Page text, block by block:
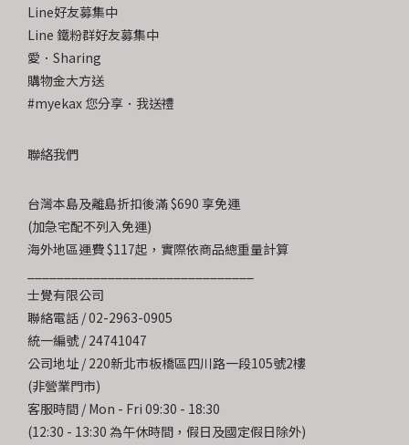
Line好友募集中
Line 鐵粉群好友募集中
愛．Sharing
購物金大方送
#myekax 您分享．我送禮
聯絡我們
台灣本島及離島折扣後滿 $690 享免運
(加急宅配不列入免運)
海外地區運費 $117起，實際依商品總重量計算
士覺有限公司
聯絡電話 / 02-2963-0905
統一編號 / 24741047
公司地址 / 220新北市板橋區四川路一段105號2樓
(非營業門市)
客服時間 / Mon - Fri 09:30 - 18:30
(12:30 - 13:30 為午休時間，假日及國定假日除外)